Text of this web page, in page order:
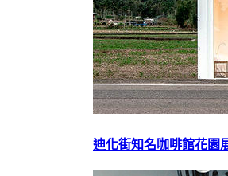
迪化街知名咖啡館花園